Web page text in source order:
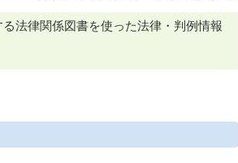
法律関係図書を使った法律・判例情報